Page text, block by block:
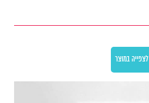
לצפייה במוצר